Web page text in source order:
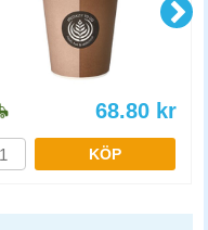
68.80 kr
KÖP